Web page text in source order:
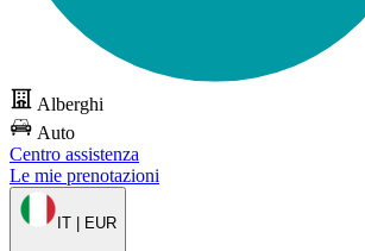
Alberghi
Auto
Centro assistenza
Le mie prenotazioni
IT | EUR